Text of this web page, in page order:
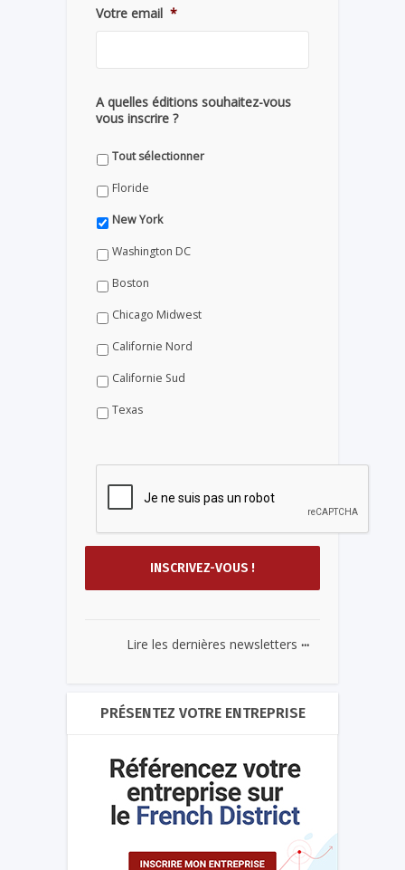
Votre email *
A quelles éditions souhaitez-vous
vous inscrire ?
Tout sélectionner
Floride
New York
Washington DC
Boston
Chicago Midwest
Californie Nord
Californie Sud
Texas
Lire les dernières newsletters ...
PRÉSENTEZ VOTRE ENTREPRISE